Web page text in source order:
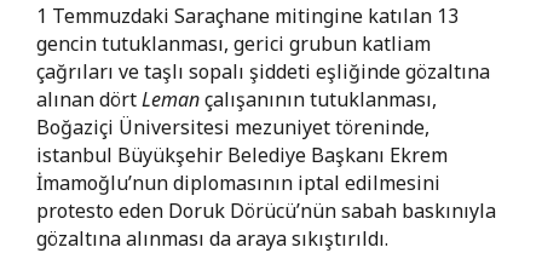
1 Temmuzdaki Saraçhane mitingine katılan 13
gencin tutuklanması, gerici grubun katliam
çağrıları ve taşlı sopalı şiddeti eşliğinde gözaltına
alınan dörtLemançalışanının tutuklanması,
Boğaziçi Üniversitesi mezuniyet töreninde,
istanbul Büyükşehir Belediye Başkanı Ekrem
İmamoğlu’nun diplomasının iptal edilmesini
protesto eden Doruk Dörücü’nün sabah baskınıyla
gözaltına alınması da araya sıkıştırıldı.